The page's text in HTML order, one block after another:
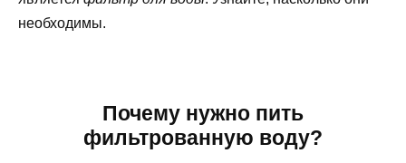
необходимы.
Почему нужно пить
фильтрованную воду?